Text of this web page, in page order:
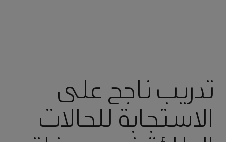
تدريب ناجح على
الاستجابة للحالات